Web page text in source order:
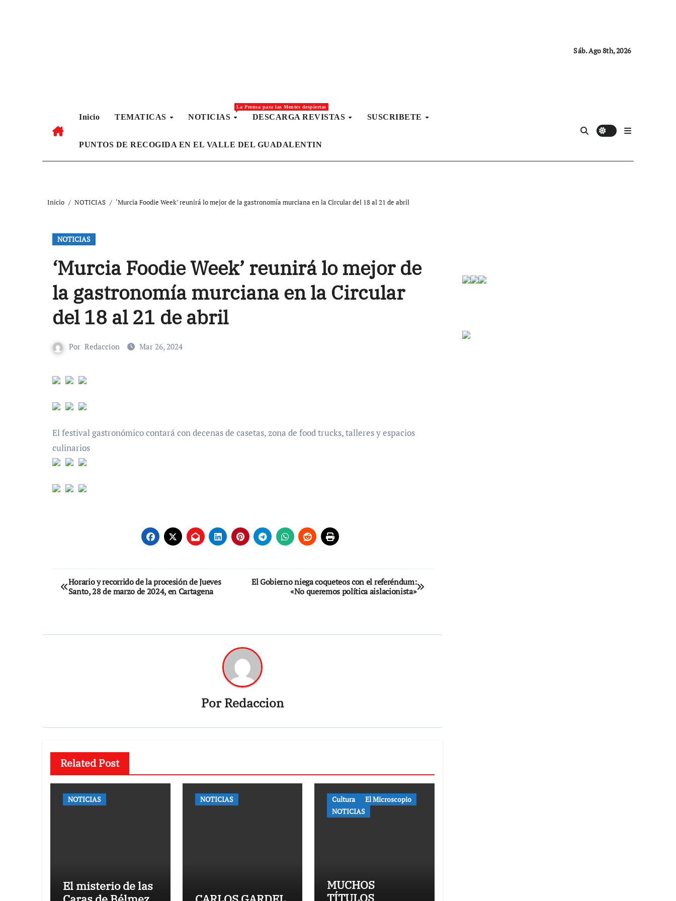
Sáb. Ago 8th, 2026
Inicio TEMATICAS NOTICIAS
La Prensa para las Mentes despiertas
DESCARGA REVISTAS SUSCRIBETE
PUNTOS DE RECOGIDA EN EL VALLE DEL GUADALENTIN
Inicio NOTICIAS ‘Murcia Foodie Week’ reunirá lo mejor de la gastronomía murciana en la Circular del 18 al 21 de abril
NOTICIAS
‘Murcia Foodie Week’ reunirá lo mejor de
la gastronomía murciana en la Circular
del 18 al 21 de abril
Por Redaccion Mar 26, 2024
El festival gastronómico contará con decenas de casetas, zona de food trucks, talleres y espacios
culinarios
Navegación
de
Horario y recorrido de la procesión de Jueves
Santo, 28 de marzo de 2024, en Cartagena
El Gobierno niega coqueteos con el referéndum:
«No queremos política aislacionista»
PorRedaccion
Related Post
NOTICIAS
El misterio de las
NOTICIAS Cultura
El Microscopio
NOTICIAS
MUCHOS
TÍTULOS